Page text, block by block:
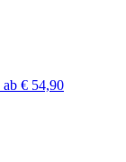
ab € 54,90